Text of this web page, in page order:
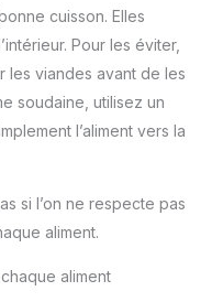
cuisson. Elles
Pour les éviter,
les viandes avant de les
soudaine, utilisez un
l’aliment vers la
si l’on ne respecte pas
aliment.
aliment